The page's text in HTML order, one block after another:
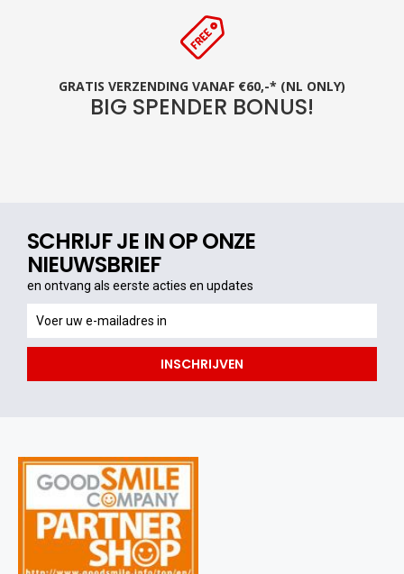
GRATIS VERZENDING VANAF €60,-* (NL ONLY)
BIG SPENDER BONUS!
SCHRIJF JE IN OP ONZE
NIEUWSBRIEF
en ontvang als eerste acties en updates
ontvang
als
acties
INSCHRIJVEN